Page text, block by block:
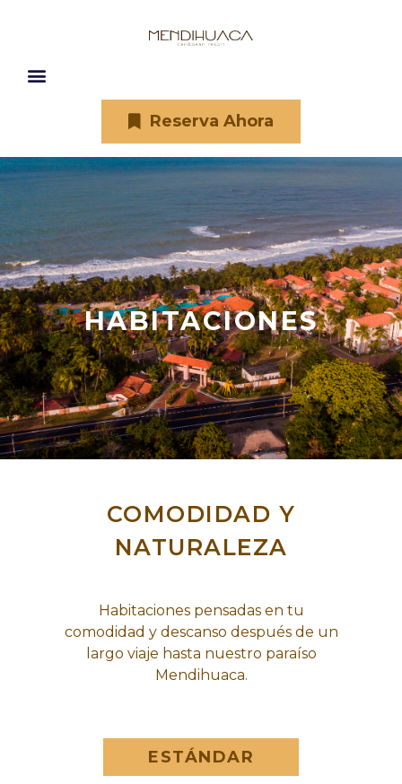
Reserva Ahora
HABITACIONES
COMODIDAD Y
NATURALEZA
Habitaciones pensadas en tu
comodidad y descanso después de un
largo viaje hasta nuestro paraíso
Mendihuaca.
ESTÁNDAR